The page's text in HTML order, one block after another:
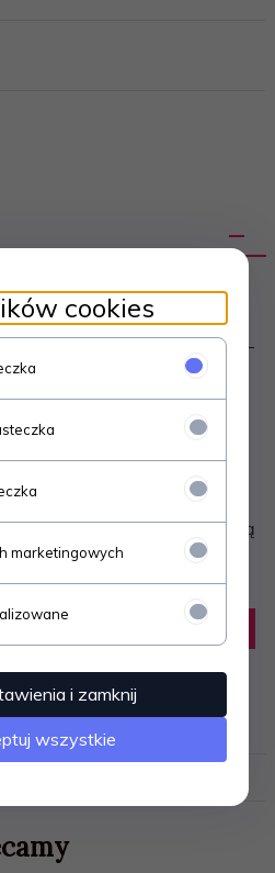
klasa 3, część 3
z 4 zeszytów do matematyki -
kalendarzowe (cz. 3)
dzieci do obliczeń, jedną
szybko.
cookies
marketingowych
i zamknij
wszystkie